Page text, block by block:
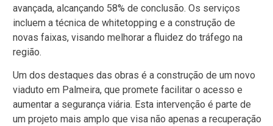
avançada, alcançando 58% de conclusão. Os serviços
incluem a técnica de whitetopping e a construção de
novas faixas, visando melhorar a fluidez do tráfego na
região.
Um dos destaques das obras é a construção de um novo
viaduto em Palmeira, que promete facilitar o acesso e
aumentar a segurança viária. Esta intervenção é parte de
um projeto mais amplo que visa não apenas a recuperação